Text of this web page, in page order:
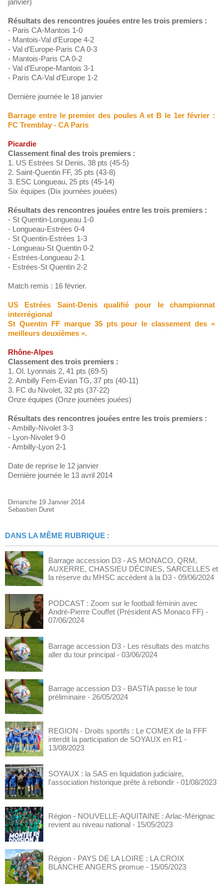
janvier)
Résultats des rencontres jouées entre les trois premiers :
- Paris CA-Mantois 1-0
- Mantois-Val d’Europe 4-2
- Val d’Europe-Paris CA 0-3
- Mantois-Paris CA 0-2
- Val d’Europe-Mantois 3-1
- Paris CA-Val d’Europe 1-2
Dernière journée le 18 janvier
Barrage entre le premier des poules A et B le 1er février :
FC Tremblay - CA Paris
Picardie
Classement final des trois premiers :
1. US Estrées St Denis, 38 pts (45-5)
2. Saint-Quentin FF, 35 pts (43-8)
3. ESC Longueau, 25 pts (45-14)
Six équipes (Dix journées jouées)
Résultats des rencontres jouées entre les trois premiers :
- St Quentin-Longueau 1-0
- Longueau-Estrées 0-4
- St Quentin-Estrées 1-3
- Longueau-St Quentin 0-2
- Estrées-Longueau 2-1
- Estrées-St Quentin 2-2
Match remis : 16 février.
US Estrées Saint-Denis qualifié pour le championnat
interrégional
St Quentin FF marque 35 pts pour le classement des «
meilleurs deuxièmes ».
Rhône-Alpes
Classement des trois premiers :
1. Ol. Lyonnais 2, 41 pts (69-5)
2. Ambilly Fem-Evian TG, 37 pts (40-11)
3. FC du Nivolet, 32 pts (37-22)
Onze équipes (Onze journées jouées)
Résultats des rencontres jouées entre les trois premiers :
- Ambilly-Nivolet 3-3
- Lyon-Nivolet 9-0
- Ambilly-Lyon 2-1
Date de reprise le 12 janvier
Dernière journée le 13 avril 2014
Dimanche 19 Janvier 2014
Sebastien Duret
DANS LA MÊME RUBRIQUE :
Barrage accession D3 - AS MONACO, QRM,
AUXERRE, CHASSIEU DÉCINES, SARCELLES et
la réserve du MHSC accèdent à la D3 - 09/06/2024
PODCAST : Zoom sur le football féminin avec
André-Pierre Couffet (Président AS Monaco FF) -
07/06/2024
Barrage accession D3 - Les résultats des matchs
aller du tour principal - 03/06/2024
Barrage accession D3 - BASTIA passe le tour
préliminaire - 26/05/2024
REGION - Droits sportifs : Le COMEX de la FFF
interdit la participation de SOYAUX en R1 -
13/08/2023
SOYAUX : la SAS en liquidation judiciaire,
l'association historique prête à rebondir - 01/08/2023
Région - NOUVELLE-AQUITAINE : Arlac-Mérignac
revient au niveau national - 15/05/2023
Région - PAYS DE LA LOIRE : LA CROIX
BLANCHE ANGERS promue - 15/05/2023